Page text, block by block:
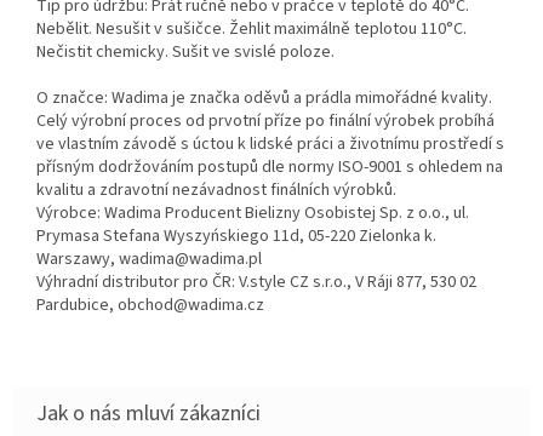
Tip pro údržbu: Prát ručně nebo v pračce v teplotě do 40°C.
Nebělit. Nesušit v sušičce. Žehlit maximálně teplotou 110°C.
Nečistit chemicky. Sušit ve svislé poloze.
O značce: Wadima je značka oděvů a prádla mimořádné kvality.
Celý výrobní proces od prvotní příze po finální výrobek probíhá
ve vlastním závodě s úctou k lidské práci a životnímu prostředí s
přísným dodržováním postupů dle normy ISO-9001 s ohledem na
kvalitu a zdravotní nezávadnost finálních výrobků.
Výrobce: Wadima Producent Bielizny Osobistej Sp. z o.o., ul.
Prymasa Stefana Wyszyńskiego 11d, 05-220 Zielonka k.
Warszawy, wadima@wadima.pl
Výhradní distributor pro ČR: V.style CZ s.r.o., V Ráji 877, 530 02
Pardubice, obchod@wadima.cz